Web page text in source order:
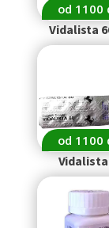
od 1100
Vidalista
od 1100
Vidalista